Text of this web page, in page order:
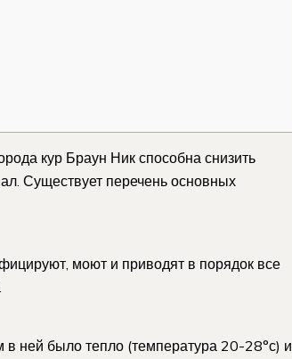
кур Браун Ник способна снизить
Существует перечень основных
моют и приводят в порядок все
в ней было тепло (температура 20-28°с) и